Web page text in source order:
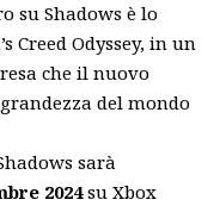
su Shadows è lo
Creed Odyssey, in un
che il nuovo
del mondo
sarà
2024su Xbox